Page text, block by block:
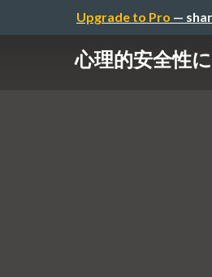
Upgrade to Pro —
心理的安全性